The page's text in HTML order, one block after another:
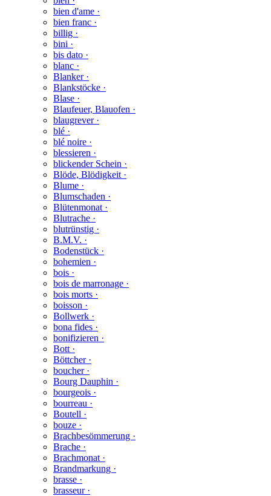
bien d'ame ·
bien franc ·
billig ·
bini ·
bis dato ·
blanc ·
Blanker ·
Blankstöcke ·
Blase ·
Blaufeuer, Blauofen ·
blaugrever ·
blé ·
blé noire ·
blessieren ·
blickender Schein ·
Blöde, Blödigkeit ·
Blume ·
Blumschaden ·
Blütenmonat ·
Blutrache ·
blutrünstig ·
B.M.V. ·
Bodenstück ·
bohemien ·
bois ·
bois de marronage ·
bois morts ·
boisson ·
Bollwerk ·
bona fides ·
bonifizieren ·
Bott ·
Böttcher ·
boucher ·
Bourg Dauphin ·
bourgeois ·
bourreau ·
Boutell ·
bouze ·
Brachbesömmerung ·
Brache ·
Brachmonat ·
Brandmarkung ·
brasse ·
brasseur ·